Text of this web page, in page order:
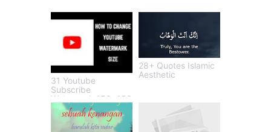
31 Youtube
Subscribe
Watermark 150x150
28+ Quotes Islamic
Aesthetic